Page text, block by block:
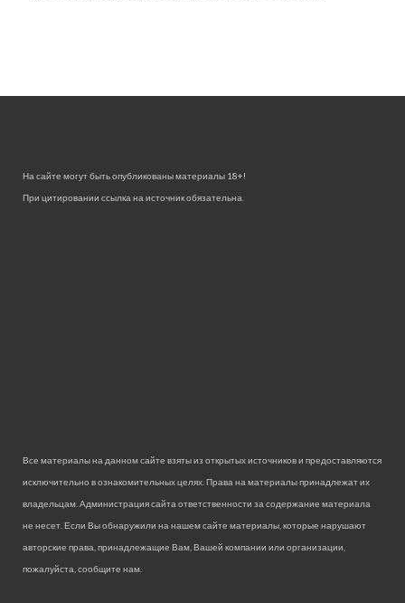
На сайте могут быть опубликованы материалы 18+!
При цитировании ссылка на источник обязательна.
Все материалы на данном сайте взяты из открытых источников и предоставляются
исключительно в ознакомительных целях. Права на материалы принадлежат их
владельцам. Администрация сайта ответственности за содержание материала
не несет. Если Вы обнаружили на нашем сайте материалы, которые нарушают
авторские права, принадлежащие Вам, Вашей компании или организации,
пожалуйста, сообщите нам.